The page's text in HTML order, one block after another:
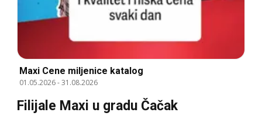
Maxi Cene miljenice katalog
01.05.2026-31.08.2026
Filijale Maxi u gradu Čačak